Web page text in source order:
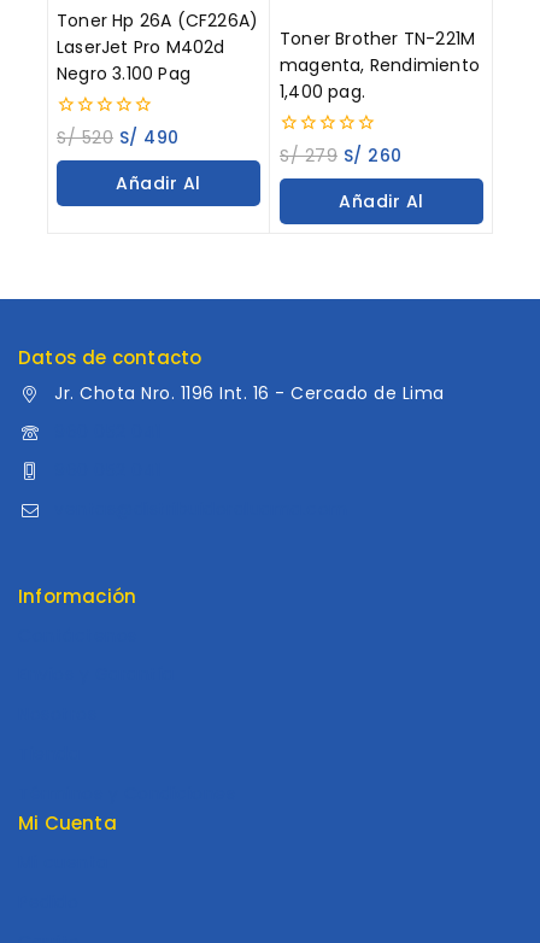
Toner Hp 26A (CF226A)
LaserJet Pro M402d
Negro 3.100 Pag
0
out
of
S/520 S/ 490
Añadir Al
Toner Brother TN-221M
magenta, Rendimiento
1,400 pag.
0
out
of
S/279 S/ 260
Añadir Al
Datos de contacto
Jr. Chota Nro. 1196 Int. 16 - Cercado de Lima
Información
Mi Cuenta